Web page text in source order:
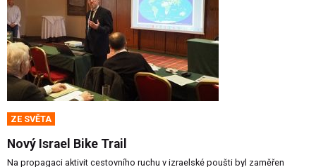
ZE SVĚTA
Nový Israel Bike Trail
Na propagaci aktivit cestovního ruchu v izraelské poušti byl zaměřen